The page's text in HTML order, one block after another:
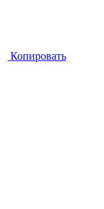
Копировать